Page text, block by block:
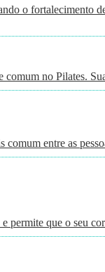
o fortalecimento
comum no Pilates.
comum entre as
e permite que o seu